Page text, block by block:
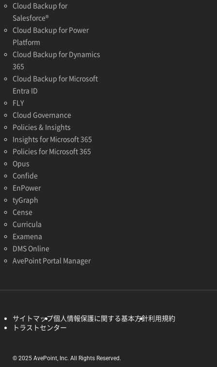
Cloud Backup for
Salesforce®
Cloud Backup for Power
Platform
Cloud Backup for Dynamics
365
Cloud Backup for Microsoft
Entra ID
FLY
Cloud Governance
Policies & Insights
Insights for Microsoft 365
Policies for Microsoft 365
Opus
Confide
EnPower
tyGraph
Cense
Curricula
Examena
DMS Online
AvePoint Portal Manager
サイトマップ個人情報保護に関する基本方針利用規約
トラストセンター
© 2025 AvePoint, Inc. All Rights Reserved.